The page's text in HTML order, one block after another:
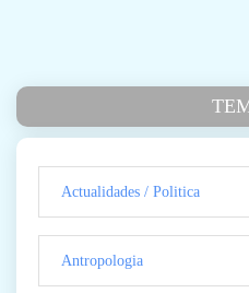
Actualidades / Politica
Antropologia